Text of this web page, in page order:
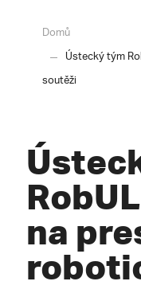
Domů
Ústecký tým
soutěži
na